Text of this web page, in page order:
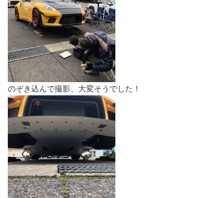
のぞき込んで撮影、大変そうでした！